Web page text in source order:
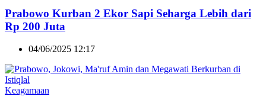
Prabowo Kurban 2 Ekor Sapi Seharga Lebih dari
Rp 200 Juta
04/06/2025 12:17
Keagamaan